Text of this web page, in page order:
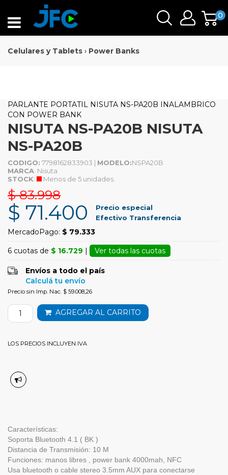
0
Celulares y Tablets › Power Banks
PARLANTE PORTATIL NISUTA NS-PA20B INALAMBRICO
CON POWER BANK
NISUTA NS-PA20B NISUTA
NS-PA20B
CODIGO: 7798162833903 | MODELO:NSPA20B
MARCA: Nisuta
STOCK: Menos de 5 unidades.
$ 83.998
$ 71.400
Precio especial
Efectivo Transferencia
MercadoPago: $ 79.333
6 cuotas de $ 16.729 | Ver todas las cuotas
Envíos a todo el país
Calculá tu envío
Precio sin Imp. Nac. $ 59.008,26
AGREGAR AL CARRITO
LOS PRECIOS INCLUYEN IVA
Características:
Soporta Bluetooth 4.1 ( BK )
Distancia de Transmisión: 10 M
Funciones: manos libres , power bank 4000mah, NFC
Usa bluetooth o cable stereo 3.5mm AUX para conectarse